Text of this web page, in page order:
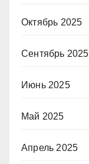
Октябрь 2025
Сентябрь 2025
Июнь 2025
Май 2025
Апрель 2025